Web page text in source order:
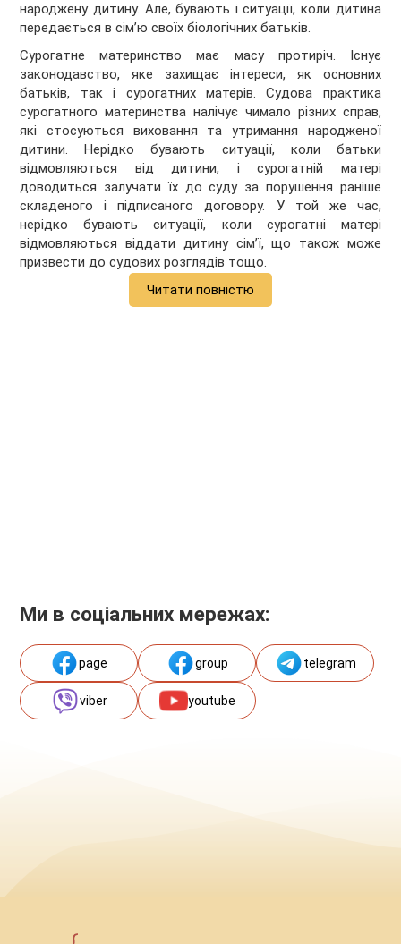
народжену дитину. Але, бувають і ситуації, коли дитина
передається в сім’ю своїх біологічних батьків.
Сурогатне материнство має масу протиріч. Існує
законодавство, яке захищає інтереси, як основних
батьків, так і сурогатних матерів. Судова практика
сурогатного материнства налічує чимало різних справ,
які стосуються виховання та утримання народженої
дитини. Нерідко бувають ситуації, коли батьки
відмовляються від дитини, і сурогатній матері
доводиться залучати їх до суду за порушення раніше
складеного і підписаного договору. У той же час,
нерідко бувають ситуації, коли сурогатні матері
відмовляються віддати дитину сім’ї, що також може
призвести до судових розглядів тощо.
Читати повністю
Ми в соціальних мережах:
page group telegram
viber youtube